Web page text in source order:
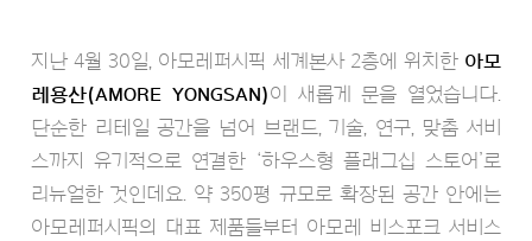
지난 4월 30일, 아모레퍼시픽 세계본사 2층에 위치한 아모
레용산(AMORE YONGSAN)이 새롭게 문을 열었습니다.
단순한 리테일 공간을 넘어 브랜드, 기술, 연구, 맞춤 서비
스까지 유기적으로 연결한 ‘하우스형 플래그십 스토어’로
리뉴얼한 것인데요. 약 350평 규모로 확장된 공간 안에는
아모레퍼시픽의 대표 제품들부터 아모레 비스포크 서비스